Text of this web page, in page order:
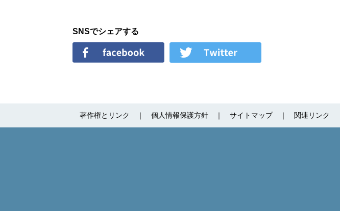
SNSでシェアする
著作権とリンク 個人情報保護方針 サイトマップ 関連リンク